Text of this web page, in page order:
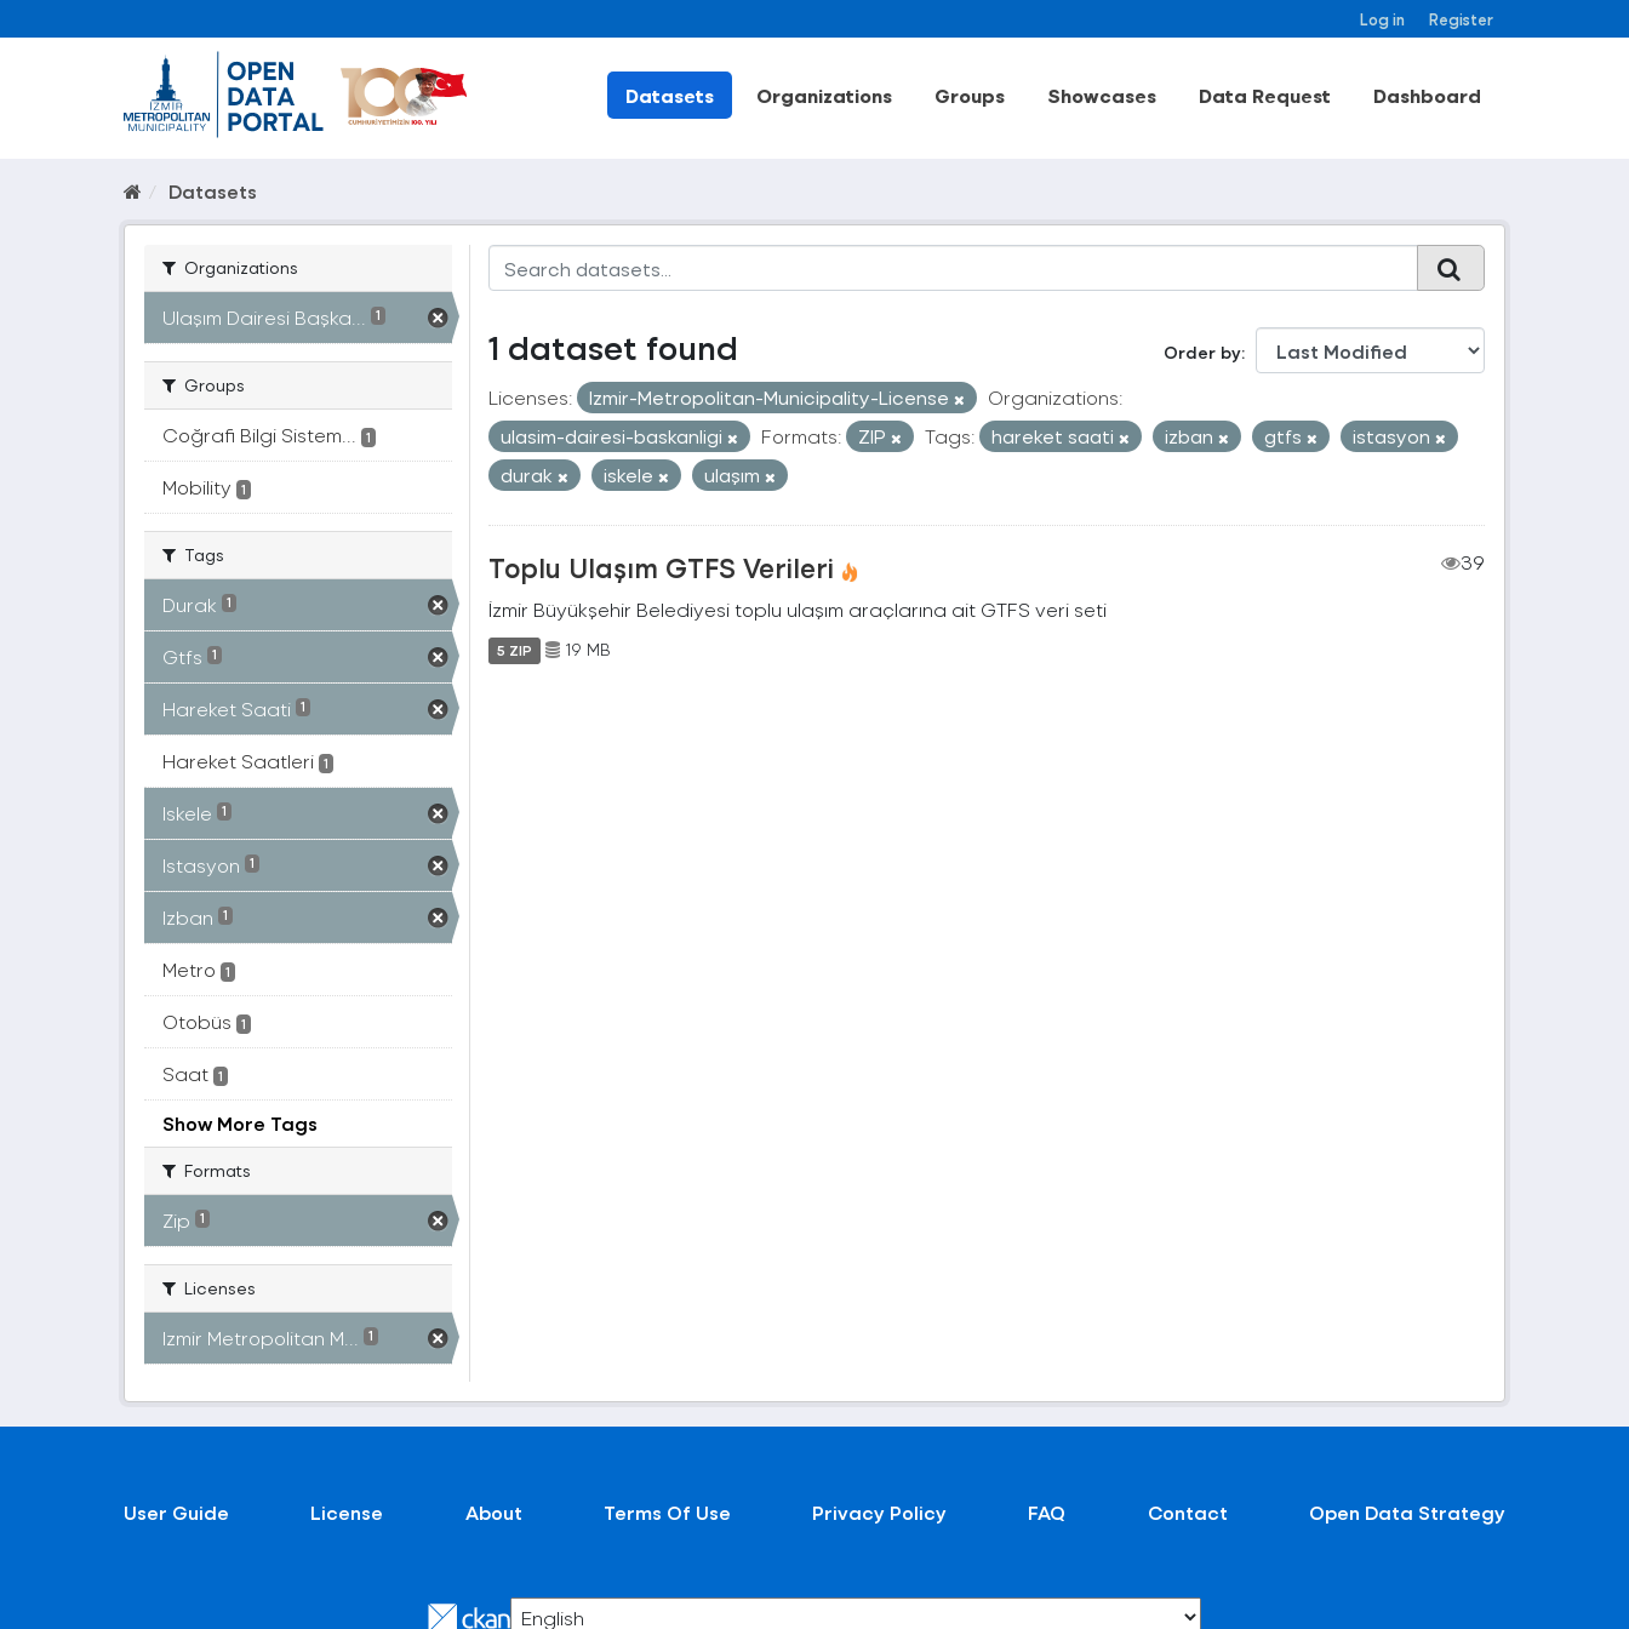
Log in Register
Datasets Organizations Groups Showcases Data Request Dashboard
Datasets
Organizations
Ulaşım Dairesi Başka... 1
Groups
Coğrafi Bilgi Sistem... 1
Mobility 1
Tags
Durak 1
Gtfs 1
Hareket Saati 1
Hareket Saatleri 1
Iskele 1
Istasyon 1
Izban 1
Metro 1
Otobüs 1
Saat 1
Show More Tags
Formats
Zip 1
Licenses
Izmir Metropolitan M... 1
Order by
1 dataset found
Licenses: Izmir-Metropolitan-Municipality-License
Organizations:
ulasim-dairesi-baskanligi
Formats: ZIP Tags: hareket saati izban gtfs
istasyon
durak
iskele ulaşım
Toplu Ulaşım GTFS Verileri
39
İzmir Büyükşehir Belediyesi toplu ulaşım araçlarına ait GTFS veri seti
5 ZIP 19 MB
User Guide License About Terms Of Use Privacy Policy FAQ Contact Open Data Strategy